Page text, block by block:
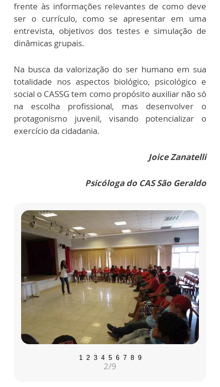
frente às informações relevantes de como deve
ser o currículo, como se apresentar em uma
entrevista, objetivos dos testes e simulação de
dinâmicas grupais.
Na busca da valorização do ser humano em sua
totalidade nos aspectos biológico, psicológico e
social o CASSG tem como propósito auxiliar não só
na escolha profissional, mas desenvolver o
protagonismo juvenil, visando potencializar o
exercício da cidadania.
Joice Zanatelli
Psicóloga do CAS São Geraldo
1 2 3 4 5 6 7 8 9
2/9